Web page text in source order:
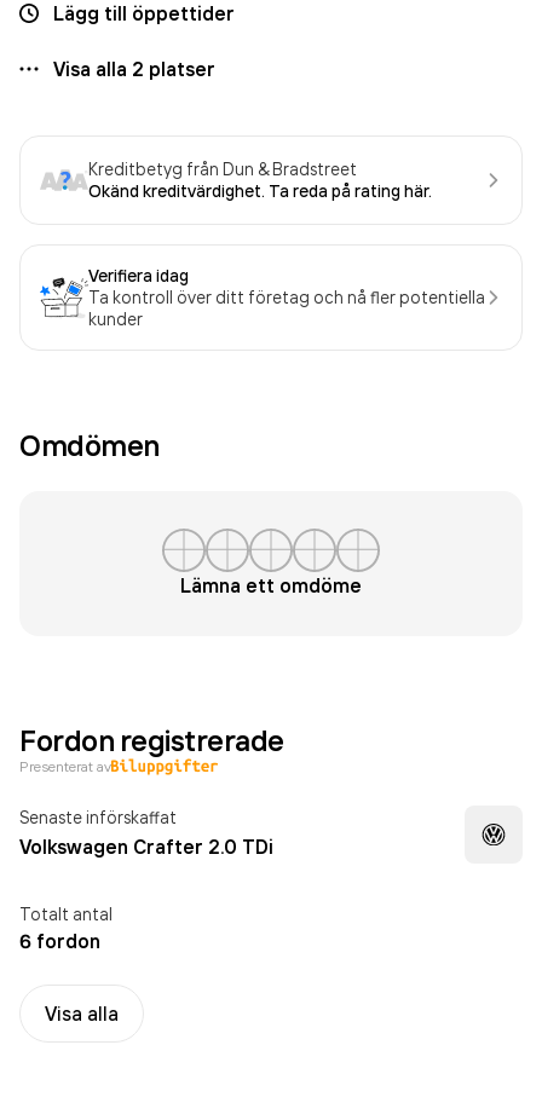
Lägg till öppettider
Visa alla 2 platser
Kreditbetyg från Dun & Bradstreet
Okänd kreditvärdighet. Ta reda på rating här.
Verifiera idag
Ta kontroll över ditt företag och nå fler potentiella
kunder
Omdömen
Lämna ett omdöme
Fordon registrerade
Presenterat av
Senaste införskaffat
Volkswagen Crafter 2.0 TDi
Totalt antal
6 fordon
Visa alla